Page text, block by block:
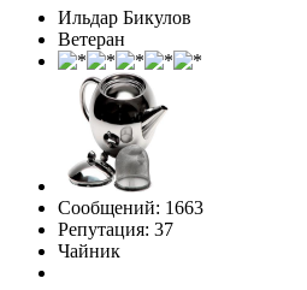
Ильдар Бикулов
Ветеран
Сообщений: 1663
Репутация: 37
Чайник